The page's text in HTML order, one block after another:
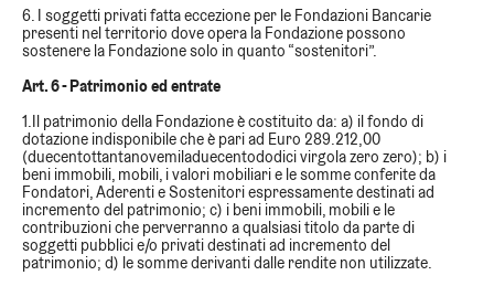
6. I soggetti privati fatta eccezione per le Fondazioni Bancarie
presenti nel territorio dove opera la Fondazione possono
sostenere la Fondazione solo in quanto “sostenitori”.
Art. 6 - Patrimonio ed entrate
1.Il patrimonio della Fondazione è costituito da: a) il fondo di
dotazione indisponibile che è pari ad Euro 289.212,00
(duecentottantanovemiladuecentododici virgola zero zero); b) i
beni immobili, mobili, i valori mobiliari e le somme conferite da
Fondatori, Aderenti e Sostenitori espressamente destinati ad
incremento del patrimonio; c) i beni immobili, mobili e le
contribuzioni che perverranno a qualsiasi titolo da parte di
soggetti pubblici e/o privati destinati ad incremento del
patrimonio; d) le somme derivanti dalle rendite non utilizzate.